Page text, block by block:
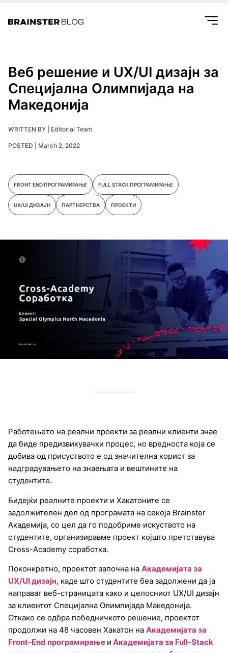
Веб решение и UX/UI дизајн за
Специјална Олимпијада на
Македонија
WRITTEN BY | Editorial Team
POSTED | March 2, 2022
FRONT END ПРОГРАМИРАЊЕ FULL STACK ПРОГРАМИРАЊЕ
UX/UI ДИЗАЈН ПАРТНЕРСТВА ПРОЕКТИ
Работењето на реални проекти за реални клиенти знае
да биде предизвикувачки процес, но вредноста која се
добива од присуството е од значителна корист за
надградувањето на знаењата и вештините на
студентите.
Бидејќи реалните проекти и Хакатоните се
задолжителен дел од програмата на секоја Brainster
Академија, со цел да го подобриме искуството на
студентите, организиравме проект којшто претставува
Cross-Academy соработка.
Поконкретно, проектот започна на Академијата за
UX/UI дизајн, каде што студентите беа задолжени да ја
направат веб-страницата како и целосниот UX/UI дизајн
за клиентот Специјална Олимпијада Македонија.
Откако се одбра победничкото решение, проектот
продолжи на 48 часовен Хакатон на Академијата за
Front-End програмирање и Академијата за Full-Stack